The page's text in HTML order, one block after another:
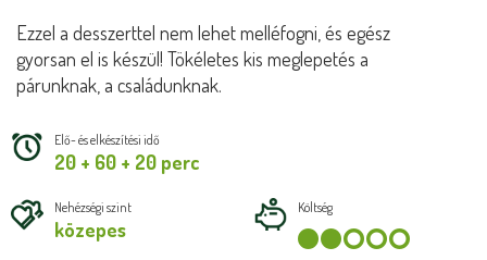
Ezzel a desszerttel nem lehet melléfogni, és egész
gyorsan el is készül! Tökéletes kis meglepetés a
párunknak, a családunknak.
Elő- és elkészítési idő
20 + 60 + 20 perc
Nehézségi szint
közepes
Költség